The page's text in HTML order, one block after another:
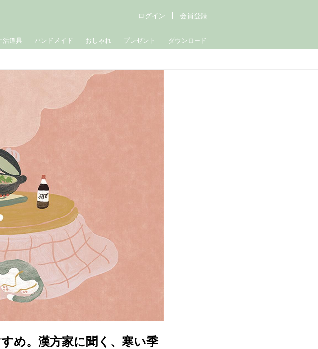
活道具 ハンドメイド おしゃれ プレゼント ダウンロード
ログイン 会員登録
め。漢方家に聞く、寒い季